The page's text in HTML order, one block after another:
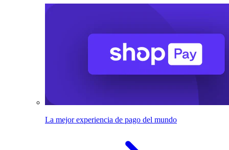
La mejor experiencia de pago del mundo